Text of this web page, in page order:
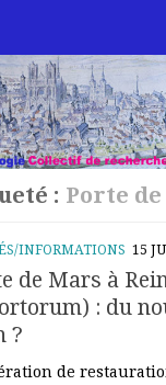
: Porte
INFORMATIONS 15
de Mars à
: du
?
de